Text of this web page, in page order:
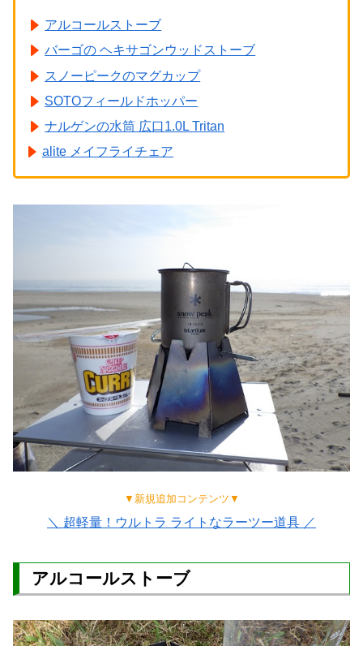
アルコールストーブ
バーゴの ヘキサゴンウッドストーブ
スノーピークのマグカップ
SOTOフィールドホッパー
ナルゲンの水筒 広口1.0L Tritan
alite メイフライチェア
▼新規追加コンテンツ▼
＼ 超軽量！ウルトラ ライトなラーツー道具 ／
アルコールストーブ